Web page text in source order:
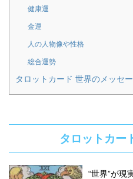
健康運
金運
人の人物像や性格
総合運勢
タロットカード 世界のメッセー
タロットカー
“世界”が現